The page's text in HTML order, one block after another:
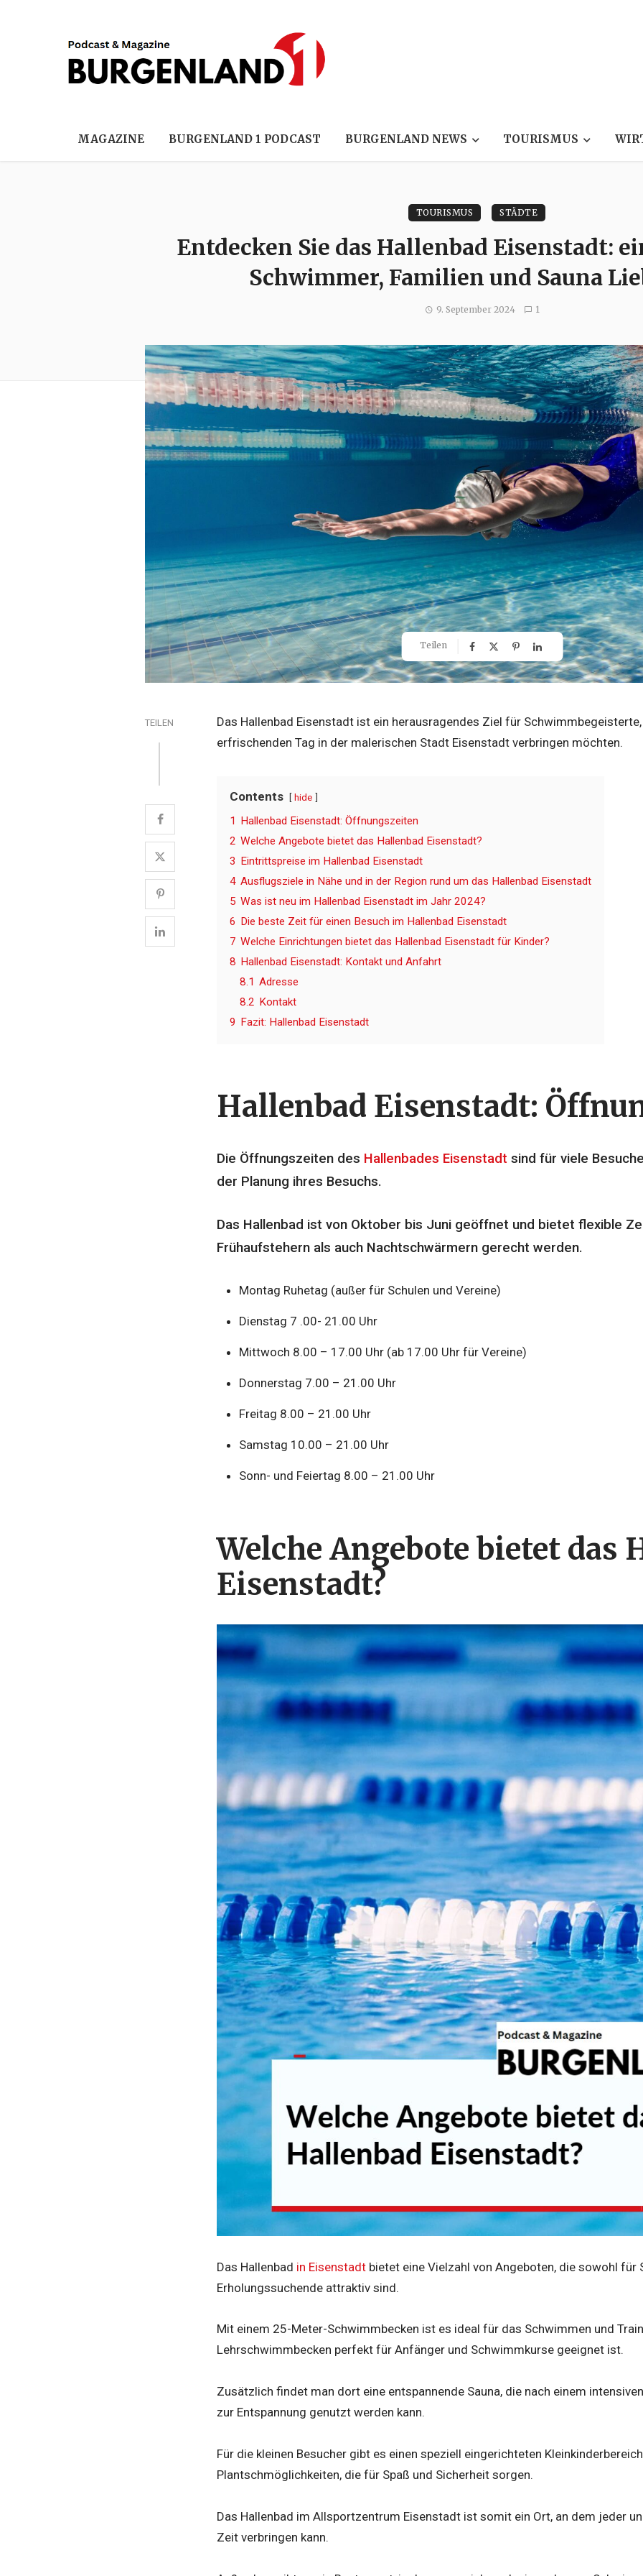
MAGAZINE BURGENLAND 1 PODCAST BURGENLAND NEWS TOURISMUS
TOURISMUS STÄDTE
Entdecken Sie das Hallenbad Eisenstadt:
Schwimmer, Familien und Sauna
9. September 2024 1
Teilen
TEILEN
Das Hallenbad Eisenstadt ist ein herausragendes Ziel für
erfrischenden Tag in der malerischen Stadt Eisenstadt verbringen möchten.
Contents hide
1 Hallenbad Eisenstadt: Öffnungszeiten
2 Welche Angebote bietet das Hallenbad Eisenstadt?
3 Eintrittspreise im Hallenbad Eisenstadt
4 Ausflugsziele in Nähe und in der Region rund um das Hallenbad Eisenstadt
5 Was ist neu im Hallenbad Eisenstadt im Jahr 2024?
6 Die beste Zeit für einen Besuch im Hallenbad Eisenstadt
7 Welche Einrichtungen bietet das Hallenbad Eisenstadt für Kinder?
8 Hallenbad Eisenstadt: Kontakt und Anfahrt
8.1 Adresse
8.2 Kontakt
9 Fazit: Hallenbad Eisenstadt
Hallenbad Eisenstadt:
Die Öffnungszeiten des Hallenbades Eisenstadt sind für viele
der Planung ihres Besuchs.
Das Hallenbad ist von Oktober bis Juni geöffnet und bietet flexible
Frühaufstehern als auch Nachtschwärmern gerecht werden.
Montag Ruhetag (außer für Schulen und Vereine)
Dienstag 7 .00- 21.00 Uhr
Mittwoch 8.00 – 17.00 Uhr (ab 17.00 Uhr für Vereine)
Donnerstag 7.00 – 21.00 Uhr
Freitag 8.00 – 21.00 Uhr
Samstag 10.00 – 21.00 Uhr
Sonn- und Feiertag 8.00 – 21.00 Uhr
Welche Angebote bietet das
Eisenstadt?
Das Hallenbad in Eisenstadt bietet eine Vielzahl von Angeboten, die sowohl für
Erholungssuchende attraktiv sind.
Mit einem 25-Meter-Schwimmbecken ist es ideal für das Schwimmen und
Lehrschwimmbecken perfekt für Anfänger und Schwimmkurse geeignet ist.
Zusätzlich findet man dort eine entspannende Sauna, die nach einem
zur Entspannung genutzt werden kann.
Für die kleinen Besucher gibt es einen speziell eingerichteten
Plantschmöglichkeiten, die für Spaß und Sicherheit sorgen.
Das Hallenbad im Allsportzentrum Eisenstadt ist somit ein Ort, an dem jeder
Zeit verbringen kann.